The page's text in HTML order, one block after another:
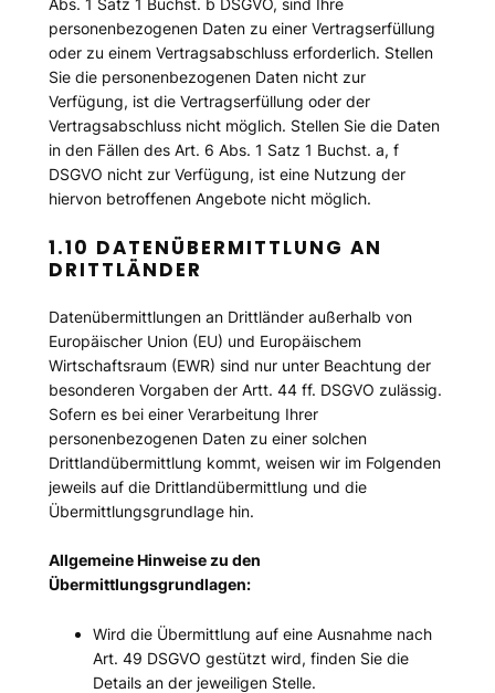
Abs. 1 Satz 1 Buchst. b DSGVO, sind Ihre
personenbezogenen Daten zu einer Vertragserfüllung
oder zu einem Vertragsabschluss erforderlich. Stellen
Sie die personenbezogenen Daten nicht zur
Verfügung, ist die Vertragserfüllung oder der
Vertragsabschluss nicht möglich. Stellen Sie die Daten
in den Fällen des Art. 6 Abs. 1 Satz 1 Buchst. a, f
DSGVO nicht zur Verfügung, ist eine Nutzung der
hiervon betroffenen Angebote nicht möglich.
1.10 DATENÜBERMITTLUNG AN
DRITTLÄNDER
Datenübermittlungen an Drittländer außerhalb von
Europäischer Union (EU) und Europäischem
Wirtschaftsraum (EWR) sind nur unter Beachtung der
besonderen Vorgaben der Artt. 44 ff. DSGVO zulässig.
Sofern es bei einer Verarbeitung Ihrer
personenbezogenen Daten zu einer solchen
Drittlandübermittlung kommt, weisen wir im Folgenden
jeweils auf die Drittlandübermittlung und die
Übermittlungsgrundlage hin.
Allgemeine Hinweise zu den
Übermittlungsgrundlagen:
Wird die Übermittlung auf eine Ausnahme nach
Art. 49 DSGVO gestützt wird, finden Sie die
Details an der jeweiligen Stelle.